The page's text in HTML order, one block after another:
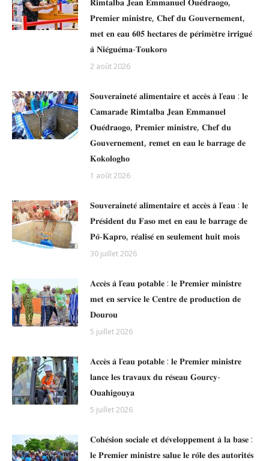
𝐏𝐫𝐞𝐦𝐢𝐞𝐫 𝐦𝐢𝐧𝐢𝐬𝐭𝐫𝐞, 𝐂𝐡𝐞𝐟 𝐝𝐮 𝐆𝐨𝐮𝐯𝐞𝐫𝐧𝐞𝐦𝐞𝐧𝐭,
𝐦𝐞𝐭 𝐞𝐧 𝐞𝐚𝐮 𝟔𝟎𝟓 𝐡𝐞𝐜𝐭𝐚𝐫𝐞𝐬 𝐝𝐞 𝐩𝐞́𝐫𝐢𝐦𝐞̀𝐭𝐫𝐞 𝐢𝐫𝐫𝐢𝐠𝐮𝐞́
𝐚̀ 𝐍𝐢𝐞́𝐠𝐮𝐞́𝐦𝐚-𝐓𝐨𝐮𝐤𝐨𝐫𝐨
2 août 2026
𝐒𝐨𝐮𝐯𝐞𝐫𝐚𝐢𝐧𝐞𝐭𝐞́ 𝐚𝐥𝐢𝐦𝐞𝐧𝐭𝐚𝐢𝐫𝐞 𝐞𝐭 𝐚𝐜𝐜𝐞̀𝐬 𝐚̀ 𝐥’𝐞𝐚𝐮 : 𝐥𝐞
𝐂𝐚𝐦𝐚𝐫𝐚𝐝𝐞 𝐑𝐢𝐦𝐭𝐚𝐥𝐛𝐚 𝐉𝐞𝐚𝐧 𝐄𝐦𝐦𝐚𝐧𝐮𝐞𝐥
𝐎𝐮𝐞́𝐝𝐫𝐚𝐨𝐠𝐨, 𝐏𝐫𝐞𝐦𝐢𝐞𝐫 𝐦𝐢𝐧𝐢𝐬𝐭𝐫𝐞, 𝐂𝐡𝐞𝐟 𝐝𝐮
𝐆𝐨𝐮𝐯𝐞𝐫𝐧𝐞𝐦𝐞𝐧𝐭, 𝐫𝐞𝐦𝐞𝐭 𝐞𝐧 𝐞𝐚𝐮 𝐥𝐞 𝐛𝐚𝐫𝐫𝐚𝐠𝐞 𝐝𝐞
𝐊𝐨𝐤𝐨𝐥𝐨𝐠𝐡𝐨
1 août 2026
𝐒𝐨𝐮𝐯𝐞𝐫𝐚𝐢𝐧𝐞𝐭𝐞́ 𝐚𝐥𝐢𝐦𝐞𝐧𝐭𝐚𝐢𝐫𝐞 𝐞𝐭 𝐚𝐜𝐜𝐞̀𝐬 𝐚̀ 𝐥’𝐞𝐚𝐮 : 𝐥𝐞
𝐏𝐫𝐞́𝐬𝐢𝐝𝐞𝐧𝐭 𝐝𝐮 𝐅𝐚𝐬𝐨 𝐦𝐞𝐭 𝐞𝐧 𝐞𝐚𝐮 𝐥𝐞 𝐛𝐚𝐫𝐫𝐚𝐠𝐞 𝐝𝐞
𝐏𝐨̂-𝐊𝐚𝐩𝐫𝐨, 𝐫𝐞́𝐚𝐥𝐢𝐬𝐞́ 𝐞𝐧 𝐬𝐞𝐮𝐥𝐞𝐦𝐞𝐧𝐭 𝐡𝐮𝐢𝐭 𝐦𝐨𝐢𝐬
30 juillet 2026
𝐀𝐜𝐜𝐞̀𝐬 𝐚̀ 𝐥’𝐞𝐚𝐮 𝐩𝐨𝐭𝐚𝐛𝐥𝐞 : 𝐥𝐞 𝐏𝐫𝐞𝐦𝐢𝐞𝐫 𝐦𝐢𝐧𝐢𝐬𝐭𝐫𝐞
𝐦𝐞𝐭 𝐞𝐧 𝐬𝐞𝐫𝐯𝐢𝐜𝐞 𝐥𝐞 𝐂𝐞𝐧𝐭𝐫𝐞 𝐝𝐞 𝐩𝐫𝐨𝐝𝐮𝐜𝐭𝐢𝐨𝐧 𝐝𝐞
𝐃𝐨𝐮𝐫𝐨𝐮
5 juillet 2026
𝐀𝐜𝐜𝐞̀𝐬 𝐚̀ 𝐥’𝐞𝐚𝐮 𝐩𝐨𝐭𝐚𝐛𝐥𝐞 : 𝐥𝐞 𝐏𝐫𝐞𝐦𝐢𝐞𝐫 𝐦𝐢𝐧𝐢𝐬𝐭𝐫𝐞
𝐥𝐚𝐧𝐜𝐞 𝐥𝐞𝐬 𝐭𝐫𝐚𝐯𝐚𝐮𝐱 𝐝𝐮 𝐫𝐞́𝐬𝐞𝐚𝐮 𝐆𝐨𝐮𝐫𝐜𝐲-
𝐎𝐮𝐚𝐡𝐢𝐠𝐨𝐮𝐲𝐚
5 juillet 2026
𝐂𝐨𝐡𝐞́𝐬𝐢𝐨𝐧 𝐬𝐨𝐜𝐢𝐚𝐥𝐞 𝐞𝐭 𝐝𝐞́𝐯𝐞𝐥𝐨𝐩𝐩𝐞𝐦𝐞𝐧𝐭 𝐚̀ 𝐥𝐚 𝐛𝐚𝐬𝐞 :
𝐥𝐞 𝐏𝐫𝐞𝐦𝐢𝐞𝐫 𝐦𝐢𝐧𝐢𝐬𝐭𝐫𝐞 𝐬𝐚𝐥𝐮𝐞 𝐥𝐞 𝐫𝐨̂𝐥𝐞 𝐝𝐞𝐬 𝐚𝐮𝐭𝐨𝐫𝐢𝐭𝐞́𝐬